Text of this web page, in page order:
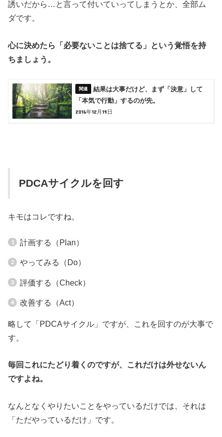
誘いだから…と言って付いていってしまうとか、全部ム
ダです。
心に決めたら「必要ないことは捨てる」という覚悟を持
ちましょう。
結果は大事だけど、まず「決意」して
「本気で行動」するのが先。
2016年12月19日
PDCAサイクルを回す
キモはコレですね。
計画する（Plan）
やってみる（Do）
評価する（Check）
改善する（Act）
略して「PDCAサイクル」ですが、これを回すのが大事で
す。
毎回これにたどり着くのですが、これだけは外せないん
ですよね。
なんとなくやりたいことをやっているだけでは、それは
「ただやっているだけ」です。